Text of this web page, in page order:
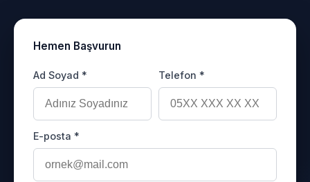
Hemen Başvurun
Ad Soyad * Telefon *
E-posta *